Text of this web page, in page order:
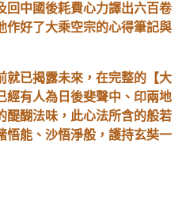
回中國後耗費心力譯出六百卷
作好了大乘空宗的心得筆記與
就已揭露未來，在完整的【大
經有人為日後斐聲中、印兩地
醍醐法味，此心法所含的般若
悟能、沙悟淨般，護持玄奘一